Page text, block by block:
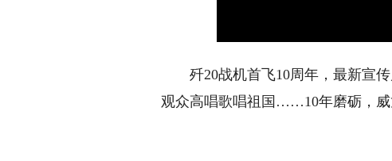
歼20战机首飞10周年，最新宣传
观众高唱歌唱祖国……10年磨砺，威